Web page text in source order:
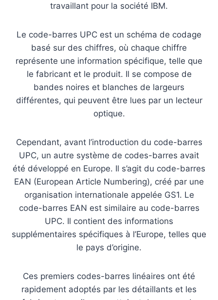
travaillant pour la société IBM.
Le code-barres UPC est un schéma de codage
basé sur des chiffres, où chaque chiffre
représente une information spécifique, telle que
le fabricant et le produit. Il se compose de
bandes noires et blanches de largeurs
différentes, qui peuvent être lues par un lecteur
optique.
Cependant, avant l’introduction du code-barres
UPC, un autre système de codes-barres avait
été développé en Europe. Il s’agit du code-barres
EAN (European Article Numbering), créé par une
organisation internationale appelée GS1. Le
code-barres EAN est similaire au code-barres
UPC. Il contient des informations
supplémentaires spécifiques à l’Europe, telles que
le pays d’origine.
Ces premiers codes-barres linéaires ont été
rapidement adoptés par les détaillants et les